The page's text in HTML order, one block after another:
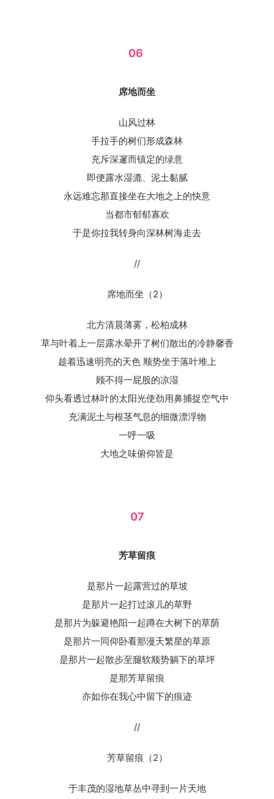
06
席地而坐
山风过林
手拉手的树们形成森林
充斥深邃而镇定的绿意
即便露水湿漉、泥土黏腻
永远难忘那直接坐在大地之上的快意
当都市郁郁寡欢
于是你拉我转身向深林树海走去
//
席地而坐（2）
北方清晨薄雾，松柏成林
草与叶着上一层露水晕开了树们散出的冷静馨香
趁着迅速明亮的天色 顺势坐于落叶堆上
顾不得一屁股的凉湿
仰头看透过林叶的太阳光使劲用鼻捕捉空气中
充满泥土与根茎气息的细微漂浮物
一呼一吸
大地之味俯仰皆是
07
芳草留痕
是那片一起露营过的草坡
是那片一起打过滚儿的草野
是那片为躲避艳阳一起蹲在大树下的草荫
是那片一同仰卧看那漫天繁星的草原
是那片一起散步至腿软顺势躺下的草坪
是那芳草留痕
亦如你在我心中留下的痕迹
//
芳草留痕（2）
于丰茂的湿地草丛中寻到一片天地